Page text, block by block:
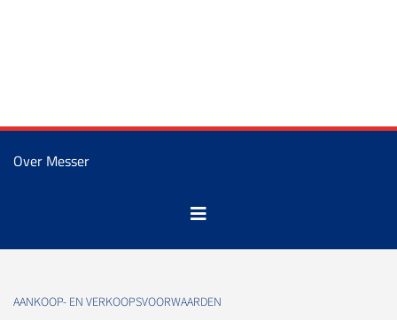
Over Messer
AANKOOP- EN VERKOOPSVOORWAARDEN